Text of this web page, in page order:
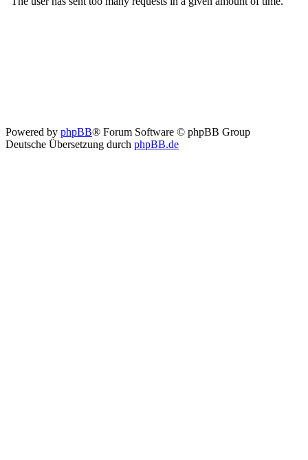
Powered by phpBB® Forum Software © phpBB Group
Deutsche Übersetzung durch phpBB.de